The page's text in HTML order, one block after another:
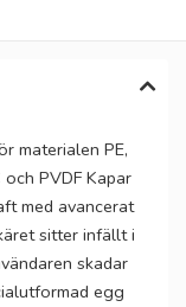
materialen PE,
och PVDF Kapar
med avancerat
sitter infällt i
skadar
egg